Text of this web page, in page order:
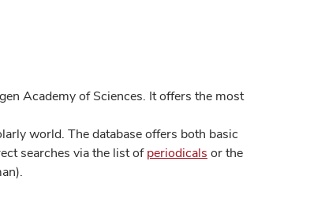
Academy of Sciences. It offers the most
world. The database offers both basic
searches via the list ofperiodicals or the